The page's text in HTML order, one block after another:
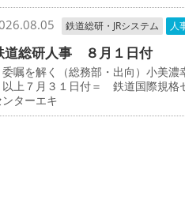
鉄道総研・JRシステム 人
道総研人事 ８月１日付
嘱を解く（総務部・出向）小美
以上７月３１日付＝ 鉄道国際規格
ンターエキ